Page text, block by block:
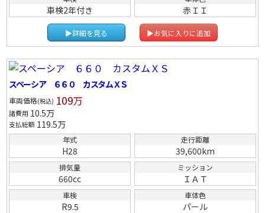
車検2年付き 赤ＩＩ
▶詳細を見る ▶お気に入りに追加
スペーシア ６６０ カスタムＸＳ
車両価格(税込) 109万
諸費用 10.5万
支払総額 119.5万
年式
H28
走行距離
39,600km
排気量
660cc
ミッション
ＩＡＴ
車検
R9.5
車体色
パール